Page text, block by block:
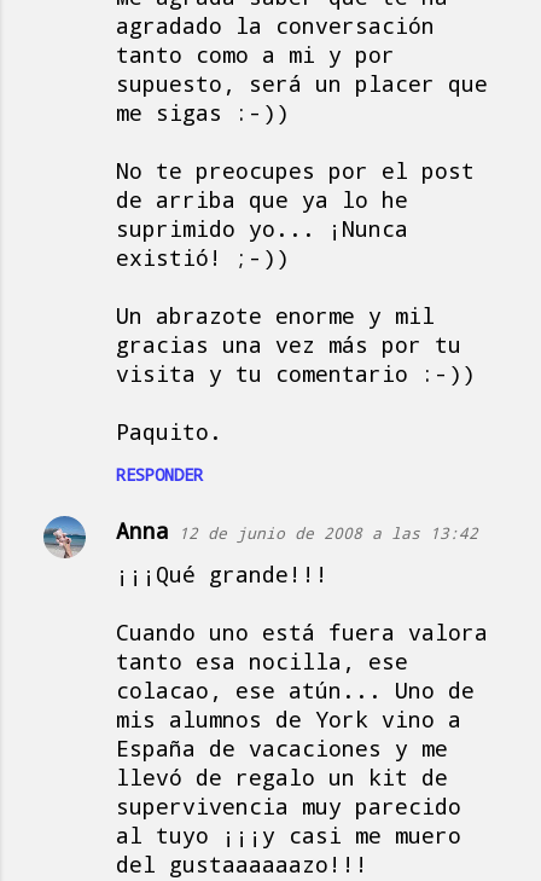
agradado la conversación
tanto como a mi y por
supuesto, será un placer que
me sigas :-))
No te preocupes por el post
de arriba que ya lo he
suprimido yo... ¡Nunca
existió! ;-))
Un abrazote enorme y mil
gracias una vez más por tu
visita y tu comentario :-))
Paquito.
RESPONDER
Anna 12 de junio de 2008 a las 13:42
¡¡¡Qué grande!!!
Cuando uno está fuera valora
tanto esa nocilla, ese
colacao, ese atún... Uno de
mis alumnos de York vino a
España de vacaciones y me
llevó de regalo un kit de
supervivencia muy parecido
al tuyo ¡¡¡y casi me muero
del gustaaaaaazo!!!